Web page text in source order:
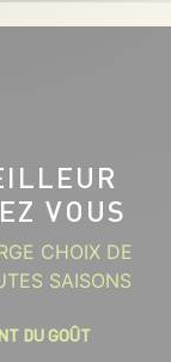
VOUS
CHOIX DE
SAISONS
DU GOÛT